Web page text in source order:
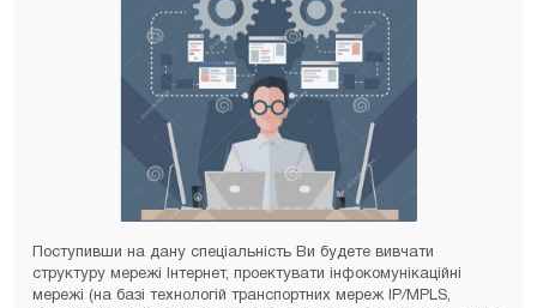
Поступивши на дану спеціальність Ви будете вивчати
структуру мережі Інтернет, проектувати інфокомунікаційні
мережі (на базі технологій транспортних мереж IP/MPLS,